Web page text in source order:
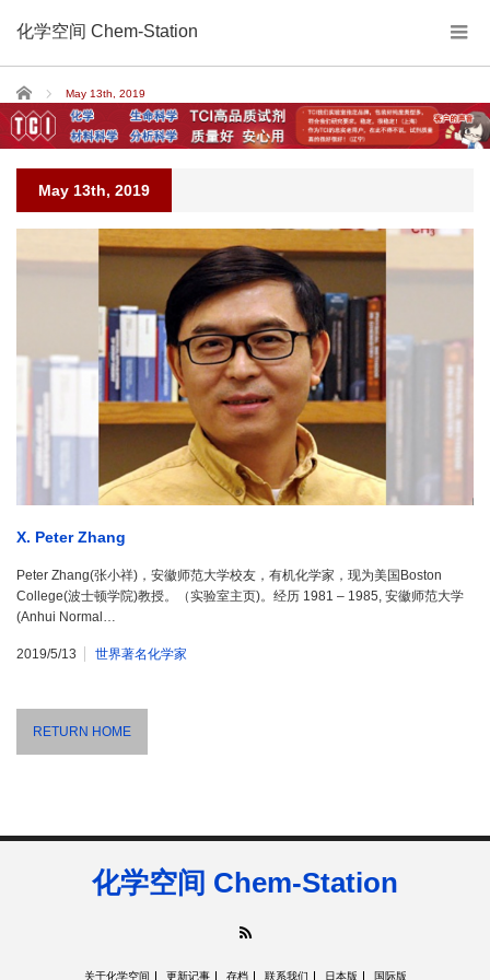
化学空间 Chem-Station
Home May 13th, 2019
May 13th, 2019
X. Peter Zhang
Peter Zhang(张小祥)，安徽师范大学校友，有机化学家，现为美国Boston
College(波士顿学院)教授。（实验室主页)。经历 1981 – 1985, 安徽师范大学
(Anhui Normal…
2019/5/13 世界著名化学家
RETURN HOME
化学空间 Chem-Station
关于化学空间 更新记事 存档 联系我们 日本版 国际版